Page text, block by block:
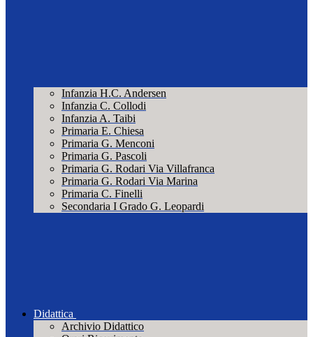
Infanzia H.C. Andersen
Infanzia C. Collodi
Infanzia A. Taibi
Primaria E. Chiesa
Primaria G. Menconi
Primaria G. Pascoli
Primaria G. Rodari Via Villafranca
Primaria G. Rodari Via Marina
Primaria C. Finelli
Secondaria I Grado G. Leopardi
Didattica
Archivio Didattico